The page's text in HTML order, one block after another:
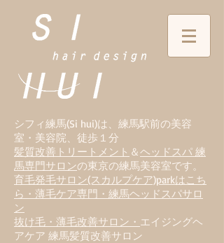
シフィ練馬(Si hui)は、 練馬駅前の美容
室・美容院、徒歩１分
髪質改善トリートメント ＆ヘッドスパ 練
馬専門サロンの東京の練馬美容室です。
育毛発毛サロン(スカルプケア)parkはこち
ら・薄毛ケア専門・練馬ヘッドスパサロ
ン
抜け毛・薄毛改善サロン・ エイジングヘ
アケア 練馬髪質改善サロン